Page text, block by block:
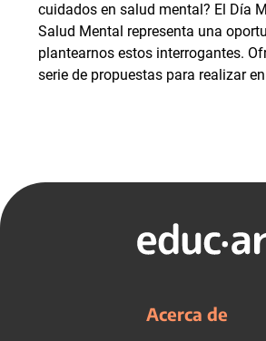
cuidados en salud mental? El Día
Salud Mental representa una
plantearnos estos interrogantes.
serie de propuestas para realizar
Acerca de